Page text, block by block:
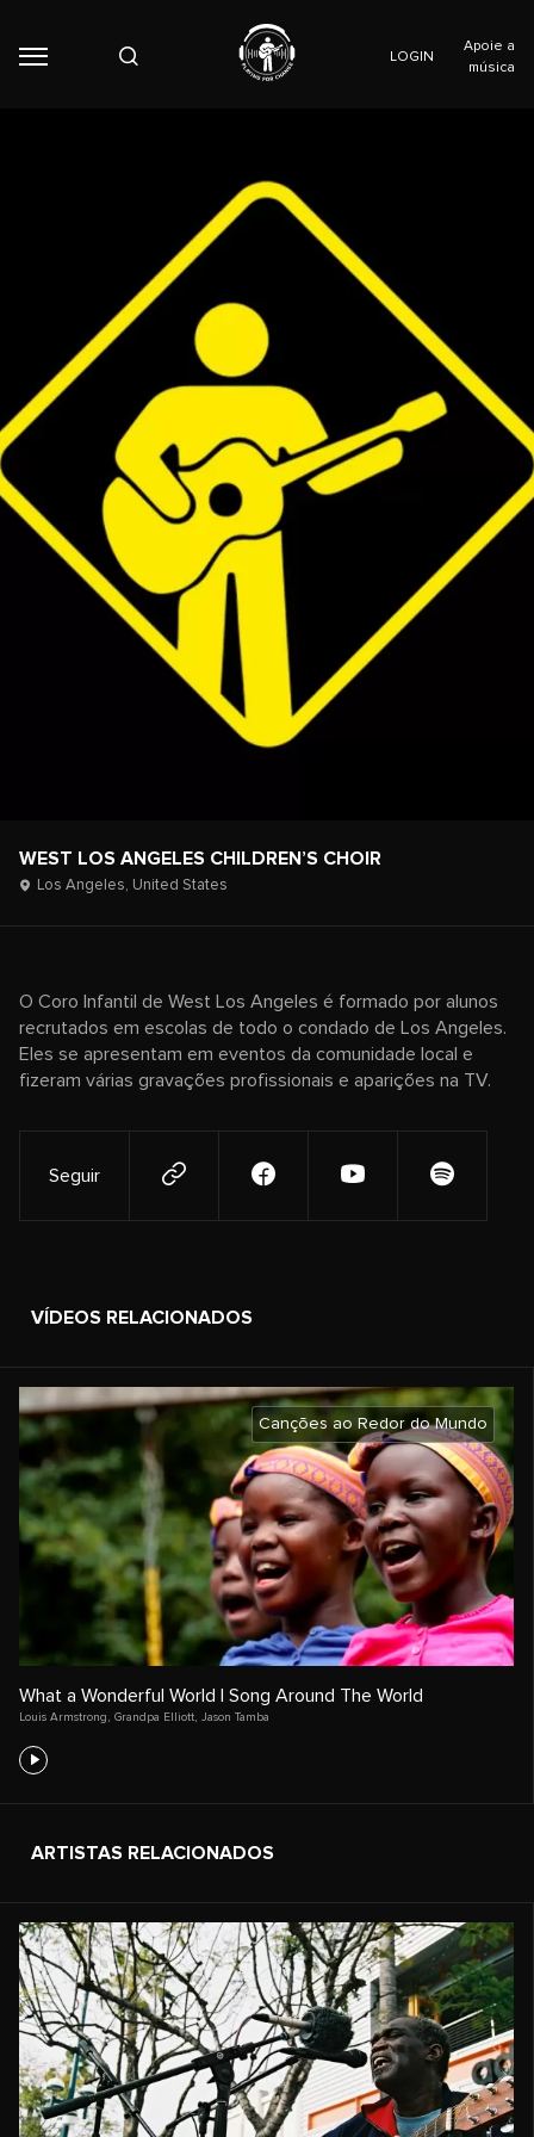
LOGIN
Apoie a
música
WEST LOS ANGELES CHILDREN’S CHOIR
Los Angeles, United States
O Coro Infantil de West Los Angeles é formado por alunos
recrutados em escolas de todo o condado de Los Angeles.
Eles se apresentam em eventos da comunidade local e
fizeram várias gravações profissionais e aparições na TV.
Seguir
VÍDEOS RELACIONADOS
Canções ao Redor do Mundo
What a Wonderful World | Song Around The World
Louis Armstrong Grandpa Elliott Jason Tamba
ARTISTAS RELACIONADOS